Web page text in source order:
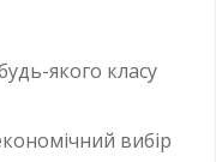
якого класу
вибір